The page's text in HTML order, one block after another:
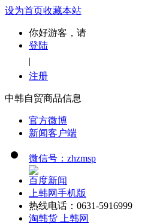
设为首页收藏本站
你好游客，请
登陆
|
注册
中韩自贸商品信息
官方微博
新闻客户端
微信号：zhzmsp
百度新闻
上韩网手机版
热线电话：0631-5916999
淘韩货 上韩网